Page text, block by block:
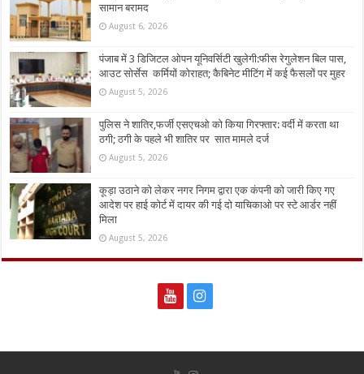
सामान बरामद
August 6, 2026
पंजाब में 3 डिजिटल ओपन यूनिवर्सिटी खुलेगी:फीस रेगुलेशन बिल पास,
आउट सोर्सेस कर्मियों कोराहत; कैबिनेट मीटिंग में कई फैसलों पर मुहर
August 5, 2026
पुलिस ने शातिर,फर्जी एसएचओ को किया गिरफ्तार: वर्दी में करता था
ठगी; ठगी के पहले भी शातिर पर सात मामले दर्ज
August 5, 2026
कूड़ा उठाने को लेकर नगर निगम द्वारा एक कंपनी को जारी किए गए
आदेश पर हाई कोर्ट में दायर की गई दो याचिकाओ पर स्टे आर्डर नहीं
मिला
August 5, 2026